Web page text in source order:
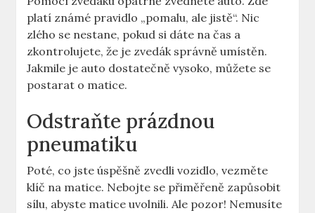
platí známé pravidlo „pomalu, ale‍ jistě“. Nic
zlého se nestane, pokud si dáte⁤ na čas ⁣a
zkontrolujete, ​že ⁢je zvedák správně umístěn.
Jakmile je ⁤auto dostatečně vysoko, můžete se
‍postarat‌ o matice.
Odstraňte prázdnou
pneumatiku
Poté, co jste úspěšně‌ zvedli vozidlo, vezměte
klíč‍ na​ matice. Nebojte se přiměřeně zapůsobit
sílu, abyste matice uvolnili. Ale ⁣pozor! Nemusíte⁣